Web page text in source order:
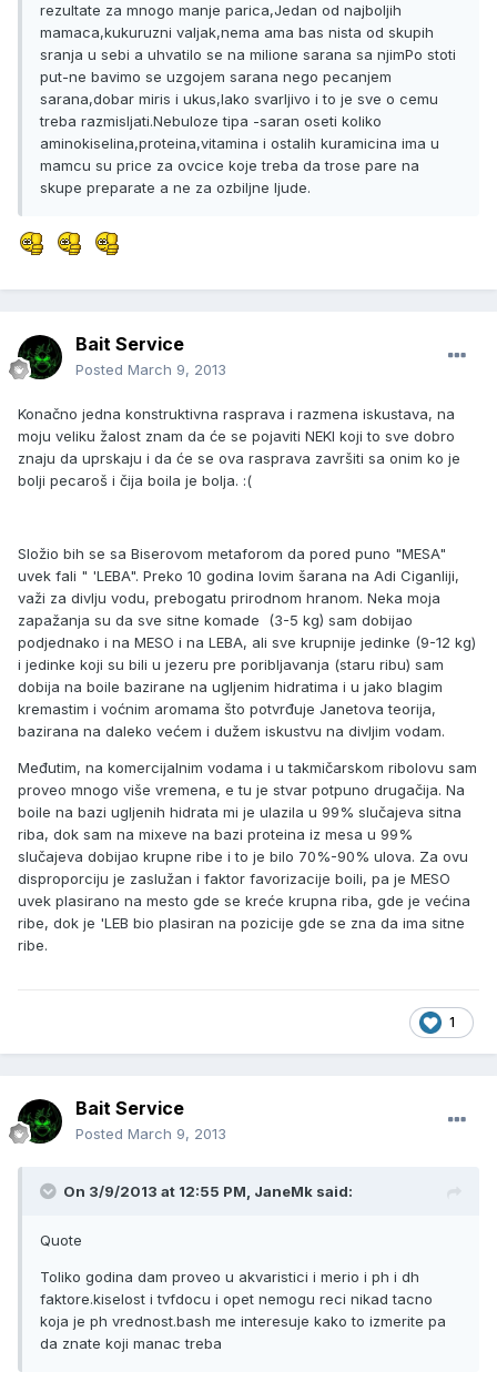
rezultate za mnogo manje parica,Jedan od najboljih
mamaca,kukuruzni valjak,nema ama bas nista od skupih
sranja u sebi a uhvatilo se na milione sarana sa njimPo stoti
put-ne bavimo se uzgojem sarana nego pecanjem
sarana,dobar miris i ukus,lako svarljivo i to je sve o cemu
treba razmisljati.Nebuloze tipa -saran oseti koliko
aminokiselina,proteina,vitamina i ostalih kuramicina ima u
mamcu su price za ovcice koje treba da trose pare na
skupe preparate a ne za ozbiljne ljude.
Bait Service
Posted March 9, 2013
Konačno jedna konstruktivna rasprava i razmena iskustava, na
moju veliku žalost znam da će se pojaviti NEKI koji to sve dobro
znaju da uprskaju i da će se ova rasprava završiti sa onim ko je
bolji pecaroš i čija boila je bolja. :(
Složio bih se sa Biserovom metaforom da pored puno "MESA"
uvek fali " 'LEBA". Preko 10 godina lovim šarana na Adi Ciganliji,
važi za divlju vodu, prebogatu prirodnom hranom. Neka moja
zapažanja su da sve sitne komade (3-5 kg) sam dobijao
podjednako i na MESO i na LEBA, ali sve krupnije jedinke (9-12 kg)
i jedinke koji su bili u jezeru pre poribljavanja (staru ribu) sam
dobija na boile bazirane na ugljenim hidratima i u jako blagim
kremastim i voćnim aromama što potvrđuje Janetova teorija,
bazirana na daleko većem i dužem iskustvu na divljim vodam.
Međutim, na komercijalnim vodama i u takmičarskom ribolovu sam
proveo mnogo više vremena, e tu je stvar potpuno drugačija. Na
boile na bazi ugljenih hidrata mi je ulazila u 99% slučajeva sitna
riba, dok sam na mixeve na bazi proteina iz mesa u 99%
slučajeva dobijao krupne ribe i to je bilo 70%-90% ulova. Za ovu
disproporciju je zaslužan i faktor favorizacije boili, pa je MESO
uvek plasirano na mesto gde se kreće krupna riba, gde je većina
ribe, dok je 'LEB bio plasiran na pozicije gde se zna da ima sitne
ribe.
1
Bait Service
Posted March 9, 2013
On 3/9/2013 at 12:55 PM, JaneMk said:
Quote
Toliko godina dam proveo u akvaristici i merio i ph i dh
faktore.kiselost i tvfdocu i opet nemogu reci nikad tacno
koja je ph vrednost.bash me interesuje kako to izmerite pa
da znate koji manac treba